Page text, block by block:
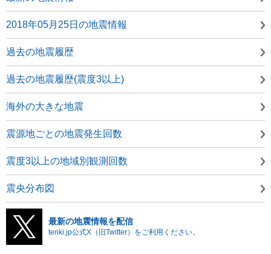
2018年05月25日の地震情報
過去の地震履歴
過去の地震履歴(震度3以上)
海外の大きな地震
震源地ごとの地震発生回数
震度3以上の地域別観測回数
震央分布図
最新の地震情報を配信
tenki.jp公式X（旧Twitter）をご利用ください。